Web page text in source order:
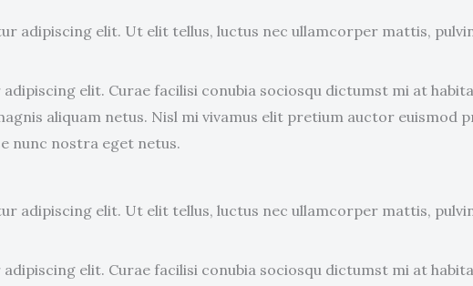
adipiscing elit. Ut elit tellus, luctus nec ullamcorper mattis,
elit. Curae facilisi conubia sociosqu dictumst mi at
aliquam netus. Nisl mi vivamus elit pretium auctor
nunc nostra eget netus.
adipiscing elit. Ut elit tellus, luctus nec ullamcorper mattis,
elit. Curae facilisi conubia sociosqu dictumst mi at